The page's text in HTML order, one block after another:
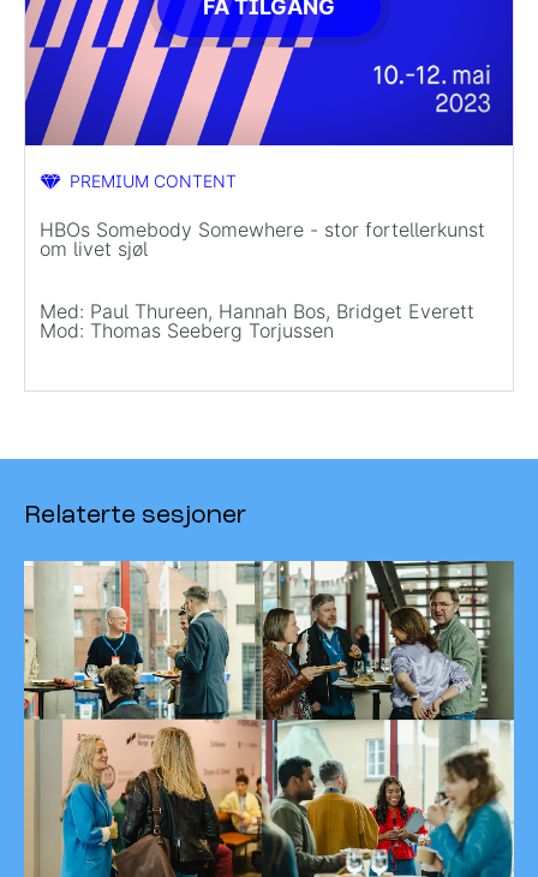
FÅ TILGANG
PREMIUM CONTENT
HBOs Somebody Somewhere - stor fortellerkunst
om livet sjøl
Med: Paul Thureen, Hannah Bos, Bridget Everett
Mod: Thomas Seeberg Torjussen
Relaterte sesjoner